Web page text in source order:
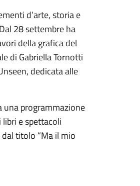
d’arte, storia e
28 settembre ha
della grafica del
di Gabriella Tornotti
dedicata alle
una programmazione
e spettacoli
titolo “Ma il mio